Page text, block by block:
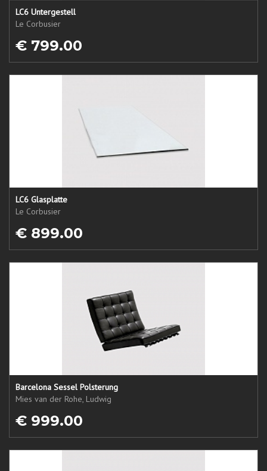
LC6 Untergestell
Le Corbusier
€ 799.00
LC6 Glasplatte
Le Corbusier
€ 899.00
Barcelona Sessel Polsterung
Mies van der Rohe, Ludwig
€ 999.00